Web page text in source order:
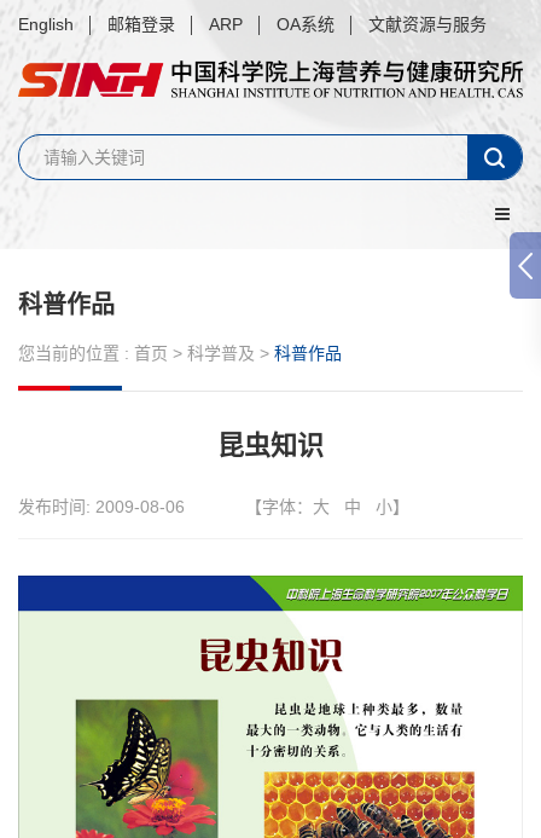
English 邮箱登录 ARP OA系统 文献资源与服务
科普作品
您当前的位置 : 首页 > 科学普及 > 科普作品
昆虫知识
发布时间: 2009-08-06 【字体： 大 中 小】